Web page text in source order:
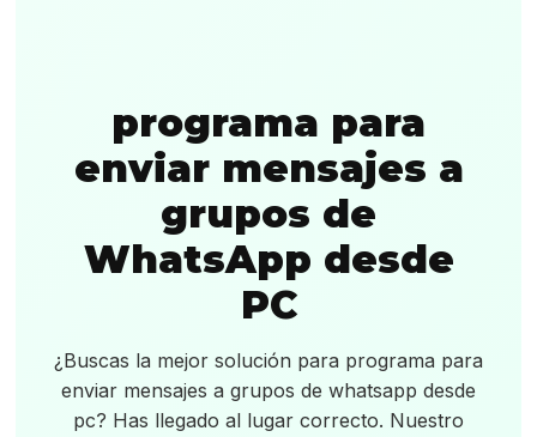
programa para
enviar mensajes a
grupos de
WhatsApp desde
PC
¿Buscas la mejor solución para programa para
enviar mensajes a grupos de whatsapp desde
pc? Has llegado al lugar correcto. Nuestro